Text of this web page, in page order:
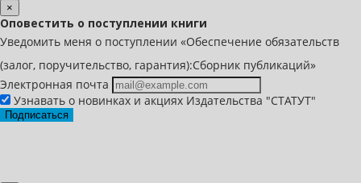
×
Оповестить о поступлении книги
Уведомить меня о поступлении «Обеспечение обязательств
(залог, поручительство, гарантия):Сборник публикаций»
Электронная почта
Узнавать о новинках и акциях Издательства "СТАТУТ"
Подписаться